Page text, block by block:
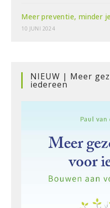
Meer preventie, minder
10 JUNI 2024
NIEUW | Meer
iedereen